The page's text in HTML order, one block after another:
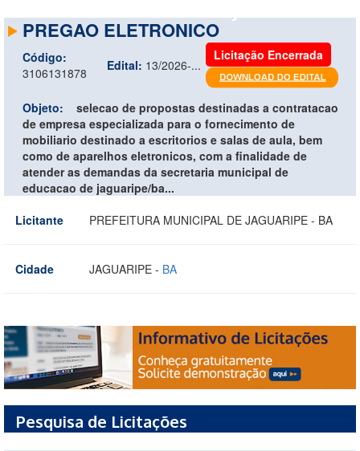
PREGAO ELETRONICO
Código:
3106131878
Edital: 13/2026-...
Licitação Encerrada
Objeto:
selecao de propostas destinadas a contratacao
de empresa especializada para o fornecimento de
mobiliario destinado a escritorios e salas de aula, bem
como de aparelhos eletronicos, com a finalidade de
atender as demandas da secretaria municipal de
educacao de jaguaripe/ba...
Licitante
PREFEITURA MUNICIPAL DE JAGUARIPE - BA
Cidade JAGUARIPE - BA
Pesquisa de Licitações